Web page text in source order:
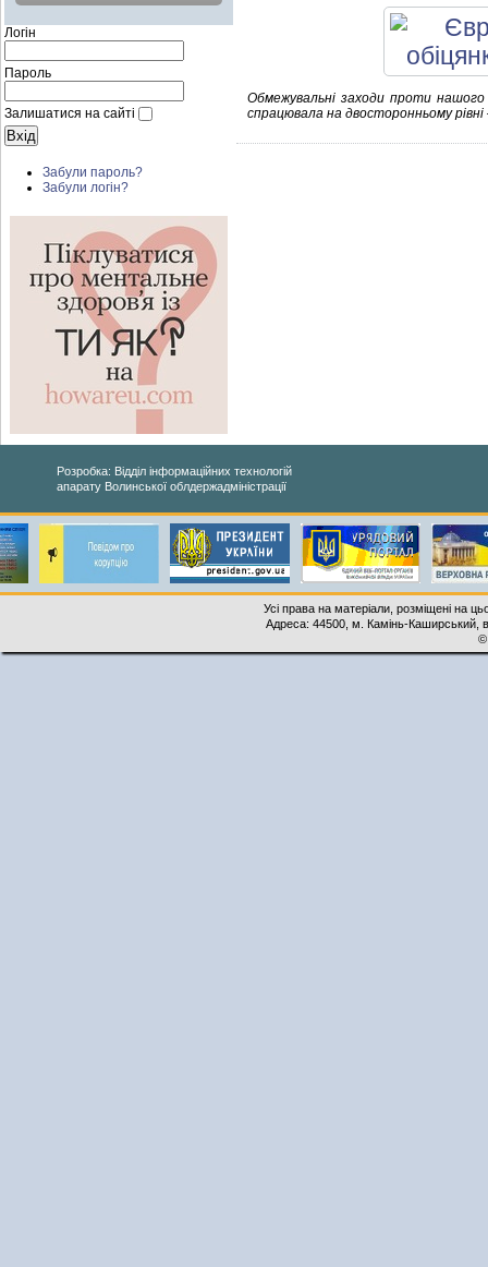
Логін
Пароль
Залишатися на сайті
Забули пароль?
Забули логін?
Обмежувальні заходи проти нашого
спрацювала на двосторонньому рівні
Розробка: Відділ інформаційних технологій
апарату Волинської облдержадміністрації
Усі права на матеріали, розміщені на
Адреса: 44500, м. Камінь-Каширський,
©